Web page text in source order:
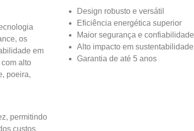
os
em
alto
poeira,
permitindo
custos
Design robusto e versátil
Eficiência energética superior
Maior segurança e confiabilidade
Alto impacto em sustentabilidade
Garantia de até 5 anos